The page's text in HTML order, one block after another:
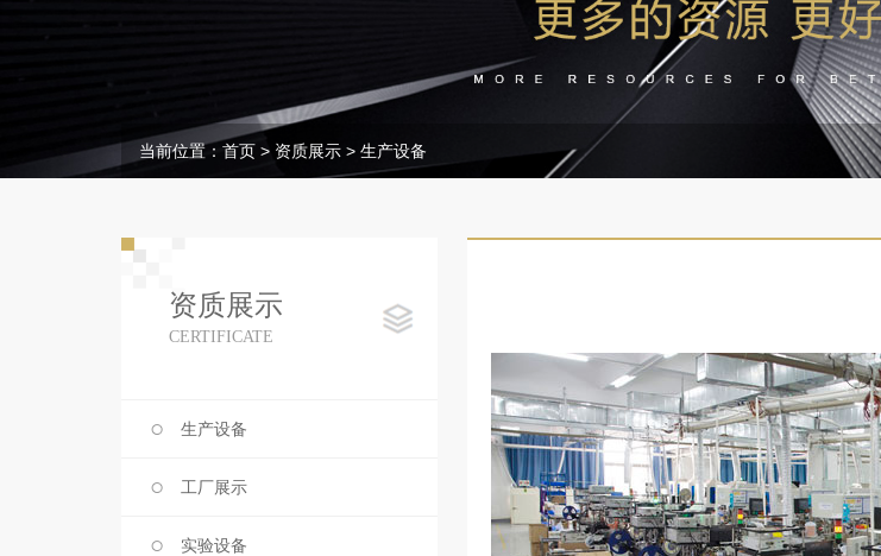
当前位置： 首页 > 资质展示 > 生产设备
资质展示
CERTIFICATE
生产设备
工厂展示
实验设备